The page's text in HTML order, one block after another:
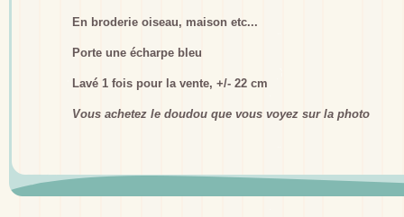
En broderie oiseau, maison etc...
Porte une écharpe bleu
Lavé 1 fois pour la vente, +/- 22 cm
Vous achetez le doudou que vous voyez sur la photo